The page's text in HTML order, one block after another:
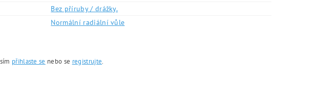
Bez příruby / drážky.
Normální radiální vůle
přihlaste se nebo se registrujte.